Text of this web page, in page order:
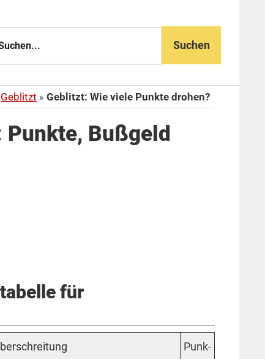
Geblitzt Geblitzt: Wie viele Punkte drohen?
Bußgeld
für
Punk­